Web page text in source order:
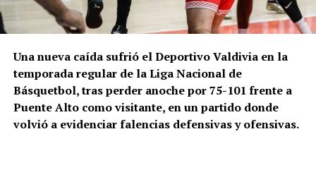
Una nueva caída sufrió el Deportivo Valdivia en la
temporada regular de la Liga Nacional de
Básquetbol, tras perder anoche por 75-101 frente a
Puente Alto como visitante, en un partido donde
volvió a evidenciar falencias defensivas y ofensivas.